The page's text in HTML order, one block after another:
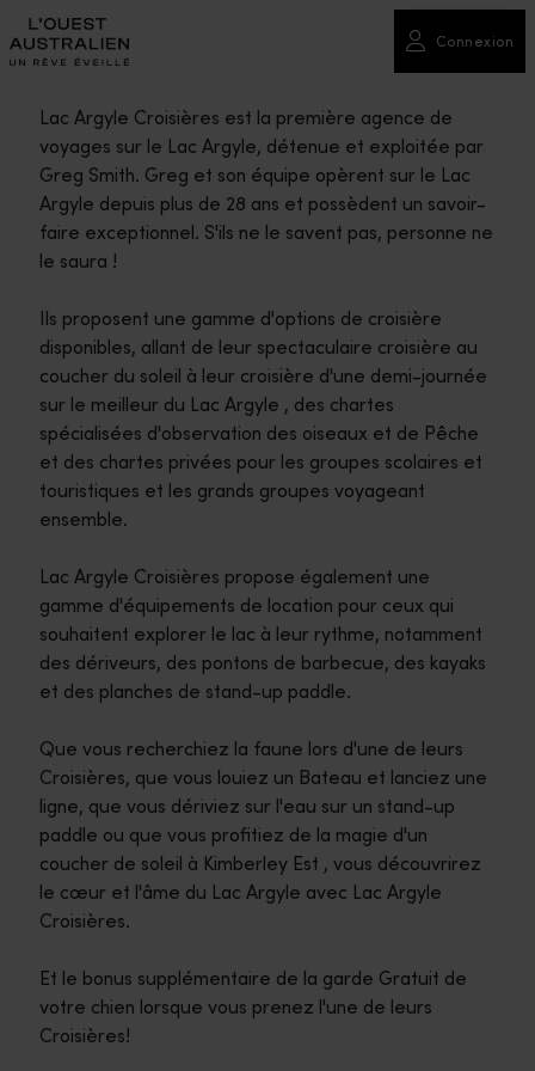
Connexion
Lac Argyle Croisières est la première agence de
voyages sur le Lac Argyle, détenue et exploitée par
Greg Smith. Greg et son équipe opèrent sur le Lac
Argyle depuis plus de 28 ans et possèdent un savoir-
faire exceptionnel. S'ils ne le savent pas, personne ne
le saura !
Ils proposent une gamme d'options de croisière
disponibles, allant de leur spectaculaire croisière au
coucher du soleil à leur croisière d'une demi-journée
sur le meilleur du Lac Argyle , des chartes
spécialisées d'observation des oiseaux et de Pêche
et des chartes privées pour les groupes scolaires et
touristiques et les grands groupes voyageant
ensemble.
Lac Argyle Croisières propose également une
gamme d'équipements de location pour ceux qui
souhaitent explorer le lac à leur rythme, notamment
des dériveurs, des pontons de barbecue, des kayaks
et des planches de stand-up paddle.
Que vous recherchiez la faune lors d'une de leurs
Croisières, que vous louiez un Bateau et lanciez une
ligne, que vous dériviez sur l'eau sur un stand-up
paddle ou que vous profitiez de la magie d'un
coucher de soleil à Kimberley Est , vous découvrirez
le cœur et l'âme du Lac Argyle avec Lac Argyle
Croisières.
Et le bonus supplémentaire de la garde Gratuit de
votre chien lorsque vous prenez l'une de leurs
Croisières!